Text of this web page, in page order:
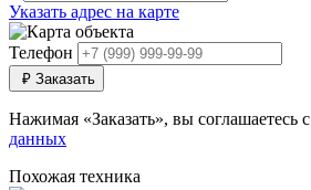
Указать адрес на карте
Телефон
₽ Заказать
Нажимая «Заказать», вы соглашаетесь с
данных
Похожая техника